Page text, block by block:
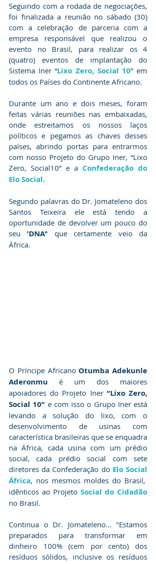
Seguindo com a rodada de negociações,
foi finalizada a reunião no sábado (30)
com a celebração de parceria com a
empresa responsável que realizou o
evento no Brasil, para realizar os 4
(quatro) eventos de implantação do
Sistema Iner “Lixo Zero, Social 10” em
todos os Países do Continente Africano.
Durante um ano e dois meses, foram
feitas várias reuniões nas embaixadas,
onde estreitamos os nossos laços
políticos e pegamos as chaves desses
países, abrindo portas para entrarmos
com nosso Projeto do Grupo Iner, “Lixo
Zero, Social10” e a Confederação do
Elo Social.
Segundo palavras do Dr. Jomateleno dos
Santos Teixeira ele está tendo a
oportunidade de devolver um pouco do
seu 'DNA" que certamente veio da
África.
O Príncipe Africano Otumba Adekunle
Aderonmu é um dos maiores
apoiadores do Projeto Iner “Lixo Zero,
Social 10” e com isso o Grupo Iner está
levando a solução do lixo, com o
desenvolvimento de usinas com
característica brasileiras que se enquadra
na África, cada usina com um prédio
social, cada prédio social com sete
diretores da Confederação do Elo Social
África, nos mesmos moldes do Brasil,
idênticos ao Projeto
no Brasil.
Continua o Dr. Jomateleno... "Estamos
preparados para transformar em
dinheiro 100% (cem por cento) dos
resíduos sólidos, inclusive os resíduos